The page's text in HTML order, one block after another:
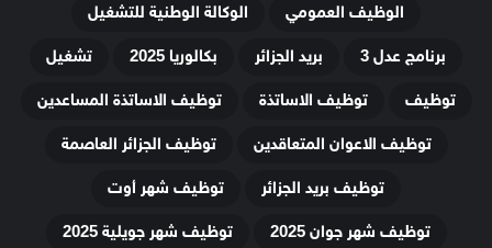
الوظيف العمومي
الوكالة الوطنية للتشغيل
برنامج عدل 3
بريد الجزائر بكالوريا 2025
تشغيل
توظيف
توظيف الاساتذة
توظيف الاساتذة المساعدين
توظيف الاعوان المتعاقدين
توظيف الجزائر العاصمة
توظيف بريد الجزائر
توظيف شهر أوت
توظيف شهر جوان 2025
توظيف شهر جويلية 2025